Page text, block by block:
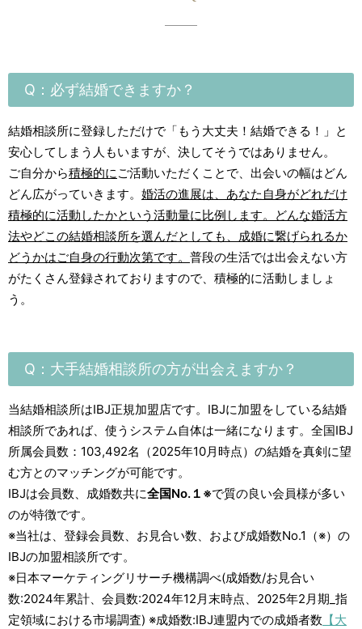
Q：必ず結婚できますか？
結婚相談所に登録しただけで「もう大丈夫！結婚できる！」と
安心してしまう人もいますが、決してそうではありません。
ご自分から積極的に ご活動いただくことで、出会いの幅はどん
どん広がっていきます。 婚活の進展は、あなた自身がどれだけ
積極的に活動したかという活動量に比例します。どんな婚活方
法やどこの結婚相談所を選んだとしても、成婚に繋げられるか
どうかはご自身の行動次第です。 普段の生活では出会えない方
がたくさん登録されておりますので、積極的に活動しましょ
う。
Q：大手結婚相談所の方が出会えますか？
当結婚相談所はIBJ正規加盟店です。IBJに加盟をしている結婚
相談所であれば、使うシステム自体は一緒になります。全国IBJ
所属会員数：103,492名（2025年10月時点）の結婚を真剣に望
む方とのマッチングが可能です。
IBJは会員数、成婚数共に全国No.１※で質の良い会員様が多い
のが特徴です。
※当社は、登録会員数、お見合い数、および成婚数No.1（※）の
IBJの加盟相談所です。
※日本マーケティングリサーチ機構調べ(成婚数/お見合い
数:2024年累計、会員数:2024年12月末時点、2025年2月期_指
定領域における市場調査) ※成婚数:IBJ連盟内での成婚者数 【大